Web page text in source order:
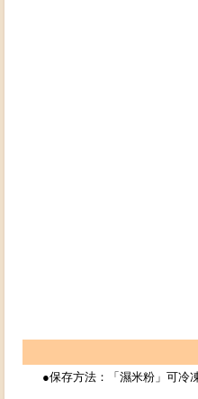
●保存方法：「濕米粉」可冷